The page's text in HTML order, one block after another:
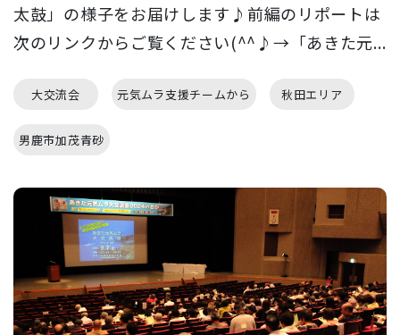
太鼓」の様子をお届けします♪前編のリポートは
次のリンクからご覧ください(^^♪→「あきた元...
大交流会 元気ムラ支援チームから 秋田エリア
男鹿市加茂青砂